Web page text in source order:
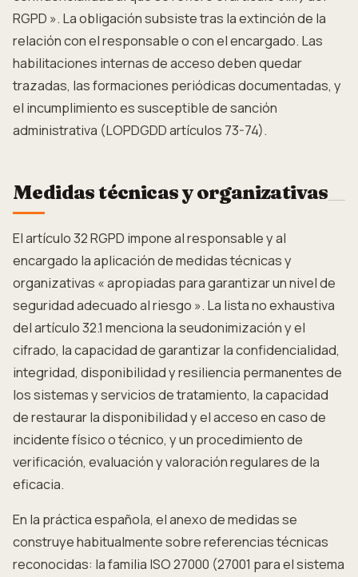
RGPD ». La obligación subsiste tras la extinción de la
relación con el responsable o con el encargado. Las
habilitaciones internas de acceso deben quedar
trazadas, las formaciones periódicas documentadas, y
el incumplimiento es susceptible de sanción
administrativa (LOPDGDD artículos 73-74).
Medidas técnicas y organizativas
El artículo 32 RGPD impone al responsable y al
encargado la aplicación de medidas técnicas y
organizativas « apropiadas para garantizar un nivel de
seguridad adecuado al riesgo ». La lista no exhaustiva
del artículo 32.1 menciona la seudonimización y el
cifrado, la capacidad de garantizar la confidencialidad,
integridad, disponibilidad y resiliencia permanentes de
los sistemas y servicios de tratamiento, la capacidad
de restaurar la disponibilidad y el acceso en caso de
incidente físico o técnico, y un procedimiento de
verificación, evaluación y valoración regulares de la
eficacia.
En la práctica española, el anexo de medidas se
construye habitualmente sobre referencias técnicas
reconocidas: la familia ISO 27000 (27001 para el sistema